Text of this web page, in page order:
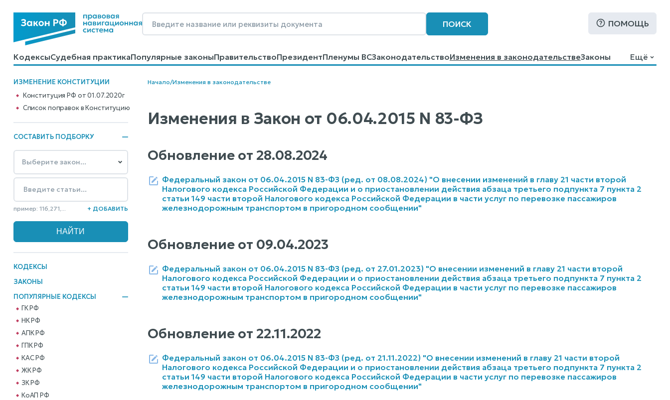
ПОИСК ПОМОЩЬ
КодексыСудебная практикаПопулярные законыПравительствоПрезидентПленумы ВСЗаконодательствоИзменения в законодательствеЗаконы
КалькуляторыСправочные материалыОбразцы договоровКонтактыПомощьПоиск
Ещё
ИЗМЕНЕНИЕ КОНСТИТУЦИИ
Конституция РФ от 01.07.2020г
Cписок поправок в Конституцию
СОСТАВИТЬ ПОДБОРКУ
пример: 116,271,... + ДОБАВИТЬ
КОДЕКСЫ
ЗАКОНЫ
ПОПУЛЯРНЫЕ КОДЕКСЫ
ГК РФ
НК РФ
АПК РФ
ГПК РФ
КАС РФ
ЖК РФ
ЗК РФ
КоАП РФ
Начало/Изменения в законодательстве
Изменения в Закон от 06.04.2015 N 83-ФЗ
Обновление от 28.08.2024
Федеральный закон от 06.04.2015 N 83-ФЗ (ред. от 08.08.2024) "О внесении изменений в главу 21 части второй
Налогового кодекса Российской Федерации и о приостановлении действия абзаца третьего подпункта 7 пункта 2
статьи 149 части второй Налогового кодекса Российской Федерации в части услуг по перевозке пассажиров
железнодорожным транспортом в пригородном сообщении"
Обновление от 09.04.2023
Федеральный закон от 06.04.2015 N 83-ФЗ (ред. от 27.01.2023) "О внесении изменений в главу 21 части второй
Налогового кодекса Российской Федерации и о приостановлении действия абзаца третьего подпункта 7 пункта 2
статьи 149 части второй Налогового кодекса Российской Федерации в части услуг по перевозке пассажиров
железнодорожным транспортом в пригородном сообщении"
Обновление от 22.11.2022
Федеральный закон от 06.04.2015 N 83-ФЗ (ред. от 21.11.2022) "О внесении изменений в главу 21 части второй
Налогового кодекса Российской Федерации и о приостановлении действия абзаца третьего подпункта 7 пункта 2
статьи 149 части второй Налогового кодекса Российской Федерации в части услуг по перевозке пассажиров
железнодорожным транспортом в пригородном сообщении"